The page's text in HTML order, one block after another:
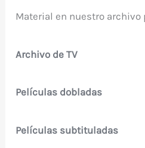
Material en nuestro archivo
Archivo de TV
Películas dobladas
Películas subtituladas